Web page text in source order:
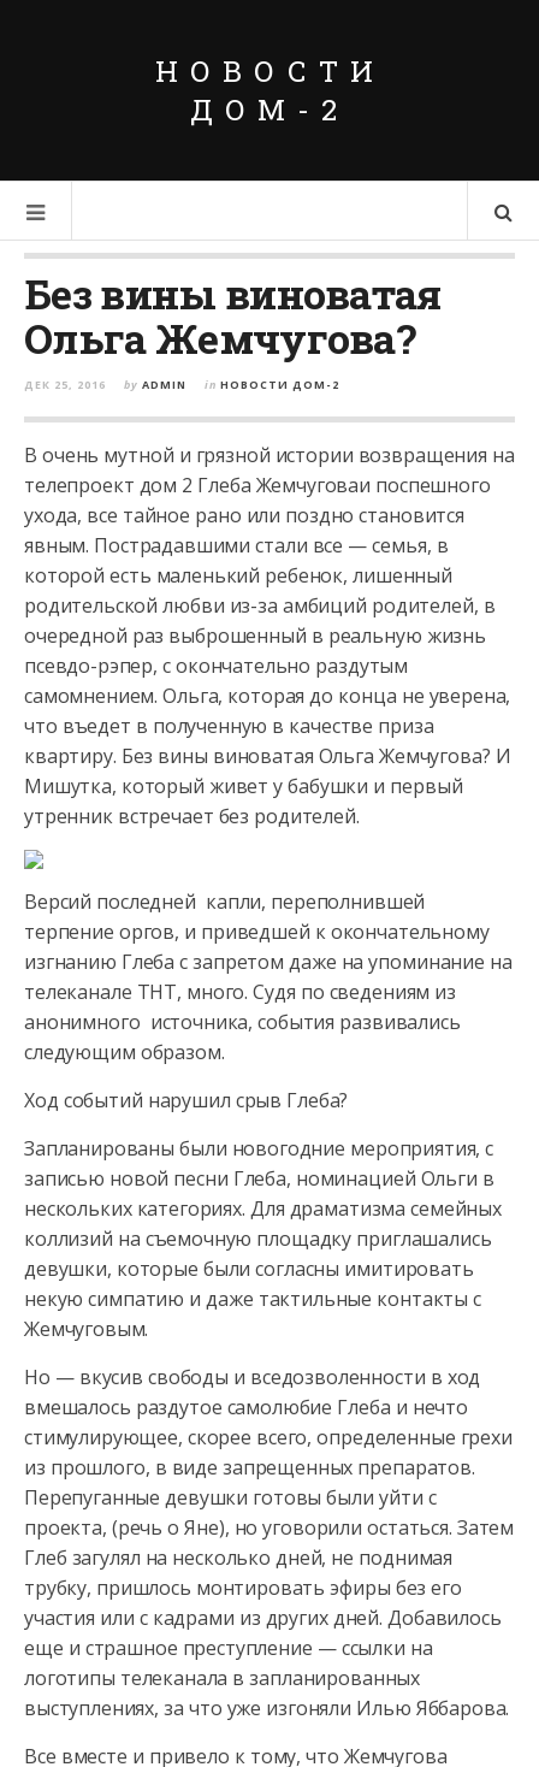
НОВОСТИ
ДОМ-2
Без вины виноватая
Ольга Жемчугова?
ДЕК 25, 2016 by ADMIN in НОВОСТИ ДОМ-2
В очень мутной и грязной истории возвращения на
телепроект дом 2 Глеба Жемчуговаи поспешного
ухода, все тайное рано или поздно становится
явным. Пострадавшими стали все — семья, в
которой есть маленький ребенок, лишенный
родительской любви из-за амбиций родителей, в
очередной раз выброшенный в реальную жизнь
псевдо-рэпер, с окончательно раздутым
самомнением. Ольга, которая до конца не уверена,
что въедет в полученную в качестве приза
квартиру. Без вины виноватая Ольга Жемчугова? И
Мишутка, который живет у бабушки и первый
утренник встречает без родителей.
Версий последней капли, переполнившей
терпение оргов, и приведшей к окончательному
изгнанию Глеба с запретом даже на упоминание на
телеканале ТНТ, много. Судя по сведениям из
анонимного источника, события развивались
следующим образом.
Ход событий нарушил срыв Глеба?
Запланированы были новогодние мероприятия, с
записью новой песни Глеба, номинацией Ольги в
нескольких категориях. Для драматизма семейных
коллизий на съемочную площадку приглашались
девушки, которые были согласны имитировать
некую симпатию и даже тактильные контакты с
Жемчуговым.
Но — вкусив свободы и вседозволенности в ход
вмешалось раздутое самолюбие Глеба и нечто
стимулирующее, скорее всего, определенные грехи
из прошлого, в виде запрещенных препаратов.
Перепуганные девушки готовы были уйти с
проекта, (речь о Яне), но уговорили остаться. Затем
Глеб загулял на несколько дней, не поднимая
трубку, пришлось монтировать эфиры без его
участия или с кадрами из других дней. Добавилось
еще и страшное преступление — ссылки на
логотипы телеканала в запланированных
выступлениях, за что уже изгоняли Илью Яббарова.
Все вместе и привело к тому, что Жемчугова